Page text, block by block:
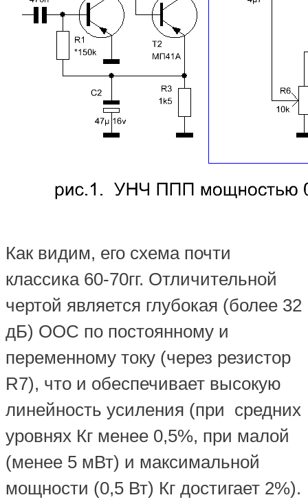
Как видим, его схема почти
классика 60-70гг. Отличительной
чертой является глубокая (более 32
дБ) ООС по постоянному и
переменному току (через резистор
R7), что и обеспечивает высокую
линейность усиления (при средних
уровнях Кг менее 0,5%, при малой
(менее 5 мВт) и максимальной
мощности (0,5 Вт) Кг достигает 2%).